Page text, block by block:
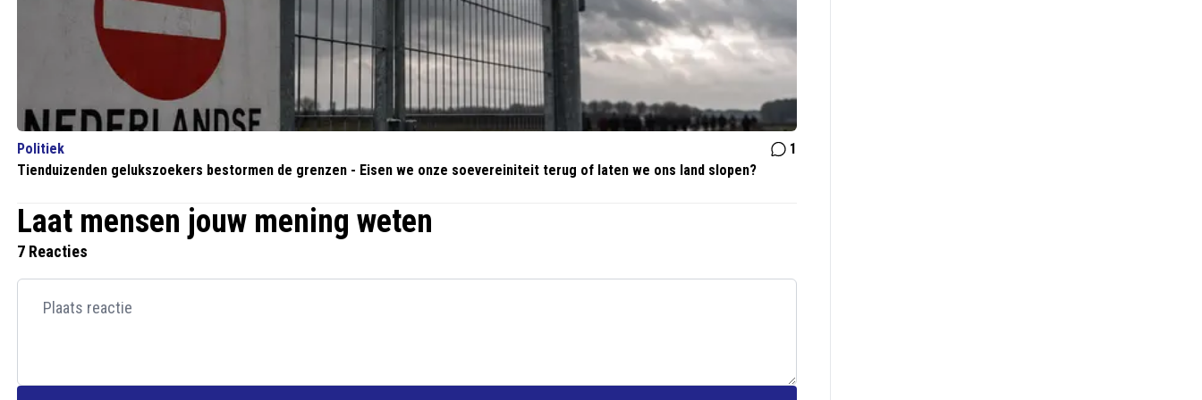
Politiek
1
Tienduizenden gelukszoekers bestormen de grenzen - Eisen we onze soevereiniteit terug of laten we ons land slopen?
Laat mensen jouw mening weten
7 Reacties